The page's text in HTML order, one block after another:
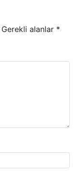
Gerekli alanlar *